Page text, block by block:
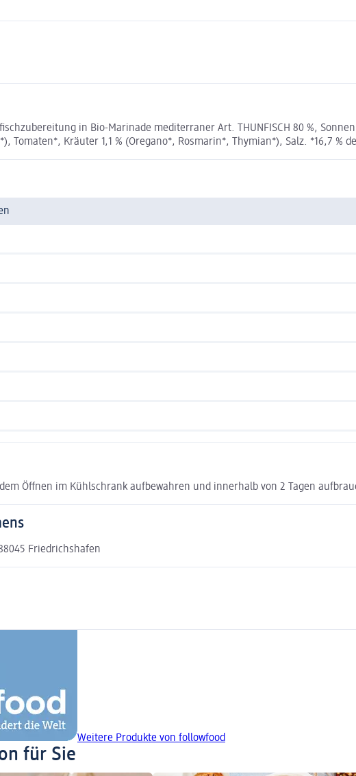
in Bio-Marinade mediterraner Art. THUNFISCH 80 %,
Tomaten*, Kräuter 1,1 % (Oregano*, Rosmarin*, Thymian*), Salz. *16,7
Öffnen im Kühlschrank aufbewahren und innerhalb von 2 Tagen
Friedrichshafen
Weitere Produkte von followfood
für Sie